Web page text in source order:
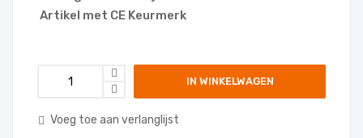
Artikel met CE Keurmerk
IN WINKELWAGEN
Voeg toe aan verlanglijst